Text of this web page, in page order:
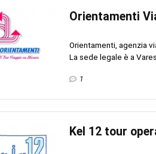
Orientamenti
Orientamenti, agenzia
La sede legale è a
1
Kel 12 tour